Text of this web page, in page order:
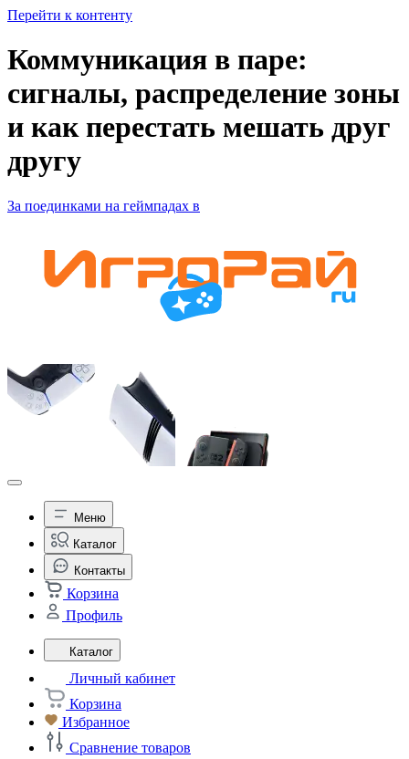
Перейти к контенту
Коммуникация в паре:
сигналы, распределение зоны
и как перестать мешать друг
другу
За поединками на геймпадах в
Меню
Каталог
Контакты
Корзина
Профиль
Каталог
Личный кабинет
Корзина
Избранное
Сравнение товаров